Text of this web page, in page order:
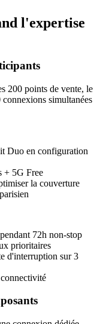
l'expertise
200 points de vente, le
simultanées
Duo en configuration
+ 5G Free
la couverture
72h non-stop
prioritaires
d'interruption sur 3